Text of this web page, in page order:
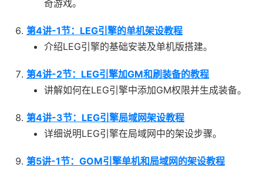
奇游戏。
第4讲-1节：LEG引擎的单机架设教程
介绍LEG引擎的基础安装及单机版搭建。
第4讲-2节：LEG引擎加GM和刷装备的教程
讲解如何在LEG引擎中添加GM权限并生成装备。
第4讲-3节：LEG引擎局域网架设教程
详细说明LEG引擎在局域网中的架设步骤。
第5讲-1节：GOM引擎单机和局域网的架设教程